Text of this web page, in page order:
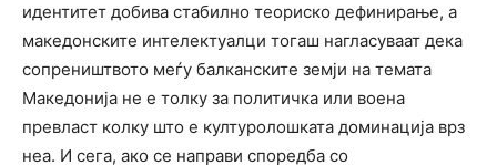
идентитет добива стабилно теориско дефинирање, а
македонските интелектуалци тогаш нагласуваат дека
сопреништвото меѓу балканските земји на темата
Македонија не е толку за политичка или воена
превласт колку што е културолошката доминација врз
неа. И сега, ако се направи споредба со